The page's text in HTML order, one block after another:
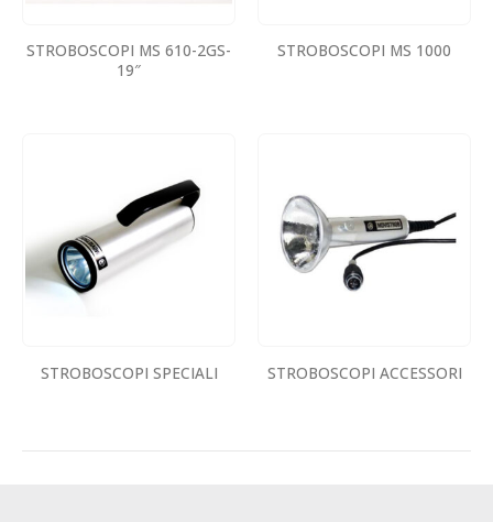
STROBOSCOPI MS 610-2GS-
19″
STROBOSCOPI MS 1000
STROBOSCOPI SPECIALI STROBOSCOPI ACCESSORI